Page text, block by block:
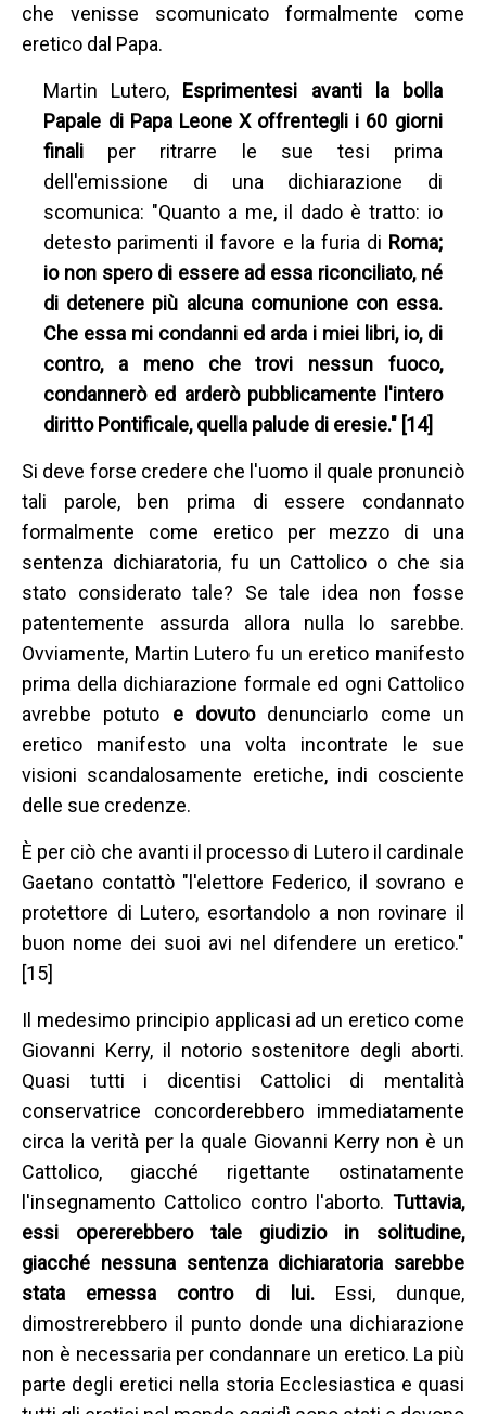
che venisse scomunicato formalmente come
eretico dal Papa.
Martin Lutero, Esprimentesi avanti la bolla
Papale di Papa Leone X offrentegli i 60 giorni
finali per ritrarre le sue tesi prima
dell'emissione di una dichiarazione di
scomunica: "Quanto a me, il dado è tratto: io
detesto parimenti il favore e la furia di Roma;
io non spero di essere ad essa riconciliato, né
di detenere più alcuna comunione con essa.
Che essa mi condanni ed arda i miei libri, io, di
contro, a meno che trovi nessun fuoco,
condannerò ed arderò pubblicamente l'intero
diritto Pontificale, quella palude di eresie." [14]
Si deve forse credere che l'uomo il quale pronunciò
tali parole, ben prima di essere condannato
formalmente come eretico per mezzo di una
sentenza dichiaratoria, fu un Cattolico o che sia
stato considerato tale? Se tale idea non fosse
patentemente assurda allora nulla lo sarebbe.
Ovviamente, Martin Lutero fu un eretico manifesto
prima della dichiarazione formale ed ogni Cattolico
avrebbe potuto e dovuto denunciarlo come un
eretico manifesto una volta incontrate le sue
visioni scandalosamente eretiche, indi cosciente
delle sue credenze.
È per ciò che avanti il processo di Lutero il cardinale
Gaetano contattò "l'elettore Federico, il sovrano e
protettore di Lutero, esortandolo a non rovinare il
buon nome dei suoi avi nel difendere un eretico."
[15]
Il medesimo principio applicasi ad un eretico come
Giovanni Kerry, il notorio sostenitore degli aborti.
Quasi tutti i dicentisi Cattolici di mentalità
conservatrice concorderebbero immediatamente
circa la verità per la quale Giovanni Kerry non è un
Cattolico, giacché rigettante ostinatamente
l'insegnamento Cattolico contro l'aborto. Tuttavia,
essi opererebbero tale giudizio in solitudine,
giacché nessuna sentenza dichiaratoria sarebbe
stata emessa contro di lui. Essi, dunque,
dimostrerebbero il punto donde una dichiarazione
non è necessaria per condannare un eretico. La più
parte degli eretici nella storia Ecclesiastica e quasi